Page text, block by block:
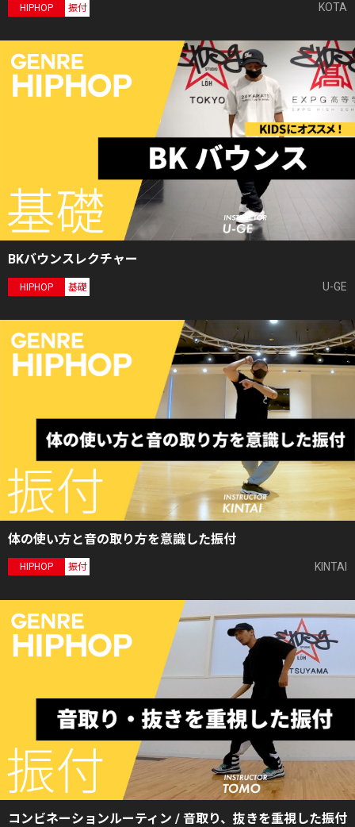
HIPHOP 振付 KOTA
BKバウンスレクチャー
HIPHOP 基礎 U-GE
体の使い方と音の取り方を意識した振付
HIPHOP 振付 KINTAI
コンビネーションルーティン / 音取り、抜きを重視した振付